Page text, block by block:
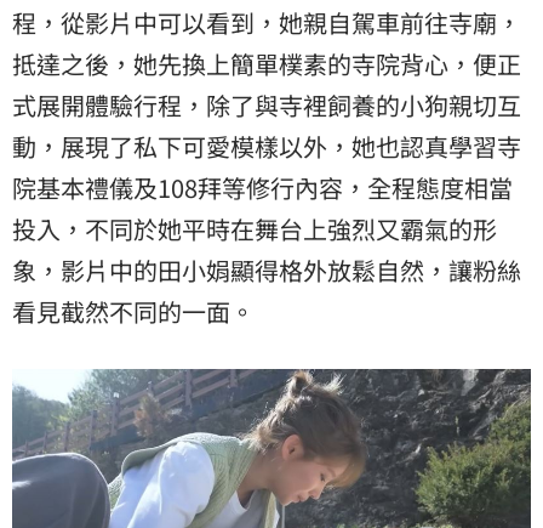
程，從影片中可以看到，她親自駕車前往寺廟，
抵達之後，她先換上簡單樸素的寺院背心，便正
式展開體驗行程，除了與寺裡飼養的小狗親切互
動，展現了私下可愛模樣以外，她也認真學習寺
院基本禮儀及108拜等修行內容，全程態度相當
投入，不同於她平時在舞台上強烈又霸氣的形
象，影片中的田小娟顯得格外放鬆自然，讓粉絲
看見截然不同的一面。